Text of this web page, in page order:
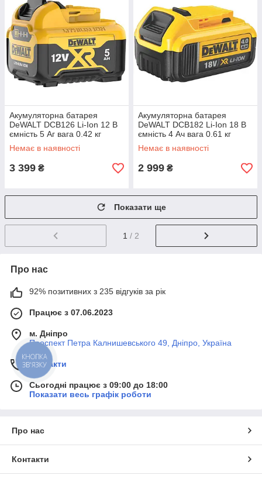
Акумуляторна батарея
DeWALT DCB126 Li-Ion 12 В
ємність 5 Aг вага 0.42 кг
потужність 12 В
Немає в наявності
3 399 ₴
Акумуляторна батарея
DeWALT DCB182 Li-Ion 18 В
ємність 4 Aч вага 0.61 кг
зарядка 40 хвилин стан
новий
Немає в наявності
2 999 ₴
Показати ще
1 / 2
Про нас
92% позитивних з 235 відгуків за рік
Працює з 07.06.2023
м. Дніпро
Проспект Петра Калнишевського 49, Дніпро, Україна
Контакти
Сьогодні працює з 09:00 до 18:00
Показати весь графік роботи
Про нас
Контакти
КНОПКА
ЗВ'ЯЗКУ